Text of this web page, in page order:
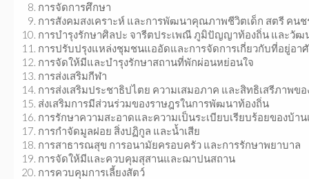
การจัดการศึกษา
การสังคมสงเคราะห์ และการพัฒนาคุณภาพชีวิตเด็ก สตรี คน
การบำรุงรักษาศิลปะ จารีตประเพณี ภูมิปัญญาท้องถิ่น และวัฒ
การปรับปรุงแหล่งชุมชนแออัดและการจัดการเกี่ยวกับที่อยู่อา
การจัดให้มีและบำรุงรักษาสถานที่พักผ่อนหย่อนใจ
การส่งเสริมกีฬา
การส่งเสริมประชาธิปไตย ความเสมอภาค และสิทธิเสรีภาพข
ส่งเสริมการมีส่วนร่วมของราษฎรในการพัฒนาท้องถิ่น
การรักษาความสะอาดและความเป็นระเบียบเรียบร้อยของบ้าน
การกำจัดมูลฝอย สิ่งปฏิกูล และน้ำเสีย
การสาธารณสุข การอนามัยครอบครัว และการรักษาพยาบาล
การจัดให้มีและควบคุมสุสานและฌาปนสถาน
การควบคุมการเลี้ยงสัตว์